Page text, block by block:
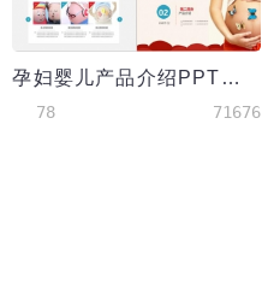
孕妇婴儿产品介绍PPT模板
78 71676